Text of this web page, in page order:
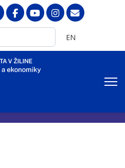
...
Vyberte váš jazyk
EN